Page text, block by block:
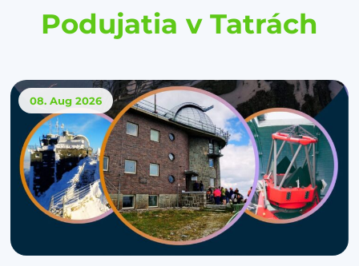
Podujatia v Tatrách
08. Aug 2026